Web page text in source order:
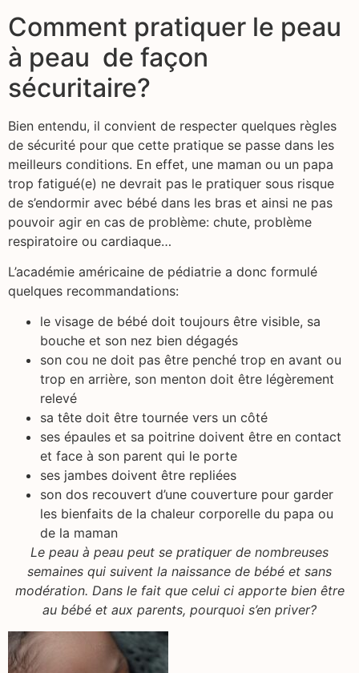
Comment pratiquer le peau
à peau de façon
sécuritaire?
Bien entendu, il convient de respecter quelques règles
de sécurité pour que cette pratique se passe dans les
meilleurs conditions. En effet, une maman ou un papa
trop fatigué(e) ne devrait pas le pratiquer sous risque
de s’endormir avec bébé dans les bras et ainsi ne pas
pouvoir agir en cas de problème: chute, problème
respiratoire ou cardiaque…
L’académie américaine de pédiatrie a donc formulé
quelques recommandations:
le visage de bébé doit toujours être visible, sa
bouche et son nez bien dégagés
son cou ne doit pas être penché trop en avant ou
trop en arrière, son menton doit être légèrement
relevé
sa tête doit être tournée vers un côté
ses épaules et sa poitrine doivent être en contact
et face à son parent qui le porte
ses jambes doivent être repliées
son dos recouvert d’une couverture pour garder
les bienfaits de la chaleur corporelle du papa ou
de la maman
Le peau à peau peut se pratiquer de nombreuses
semaines qui suivent la naissance de bébé et sans
modération. Dans le fait que celui ci apporte bien être
au bébé et aux parents, pourquoi s’en priver?